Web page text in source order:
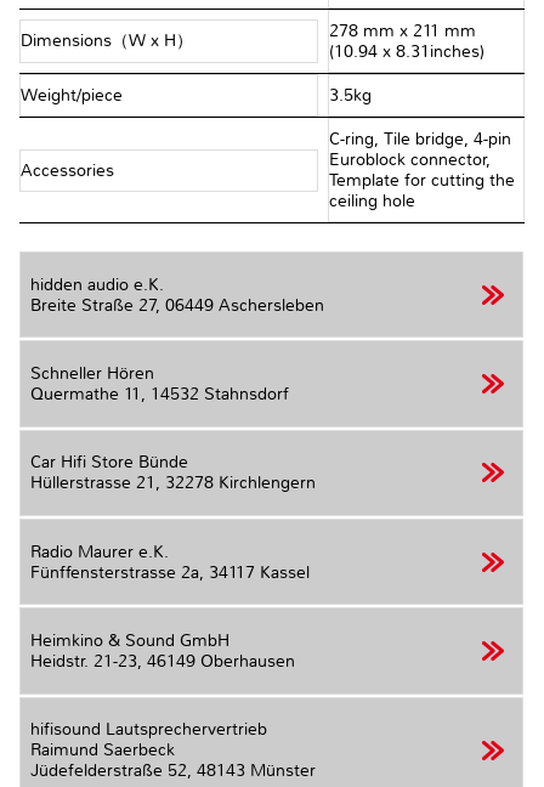
Dimensions（W x H）
278 mm x 211 mm
(10.94 x 8.31inches)
Weight/piece 3.5kg
Accessories
C-ring, Tile bridge, 4-pin
Euroblock connector,
Template for cutting the
ceiling hole
hidden audio e.K.
Breite Straße 27, 06449 Aschersleben
Schneller Hören
Quermathe 11, 14532 Stahnsdorf
Car Hifi Store Bünde
Hüllerstrasse 21, 32278 Kirchlengern
Radio Maurer e.K.
Fünffensterstrasse 2a, 34117 Kassel
Heimkino & Sound GmbH
Heidstr. 21-23, 46149 Oberhausen
hifisound Lautsprechervertrieb
Raimund Saerbeck
Jüdefelderstraße 52, 48143 Münster